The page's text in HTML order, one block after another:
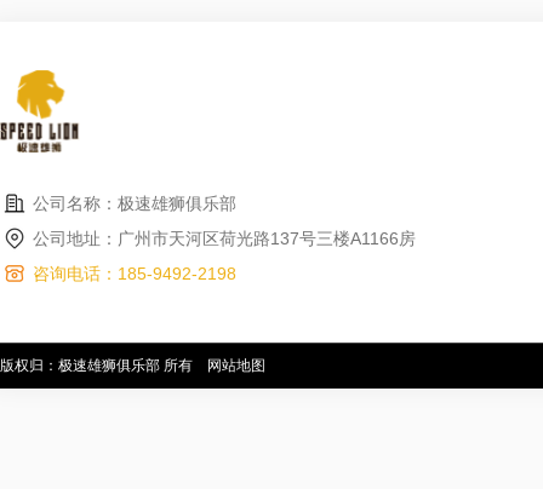
公司名称：极速雄狮俱乐部
公司地址：广州市天河区荷光路137号三楼A1166房
咨询电话：185-9492-2198
版权归：极速雄狮俱乐部 所有 网站地图